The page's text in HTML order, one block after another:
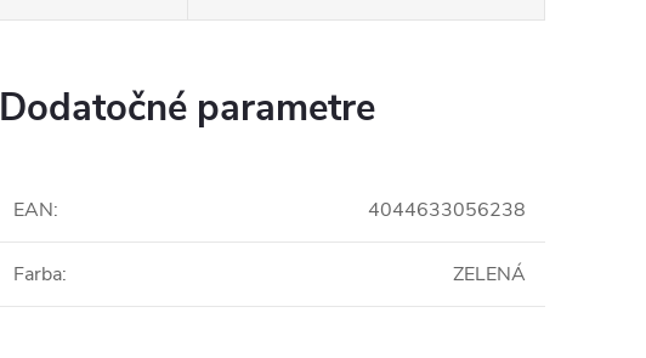
Dodatočné parametre
EAN: 4044633056238
Farba: ZELENÁ